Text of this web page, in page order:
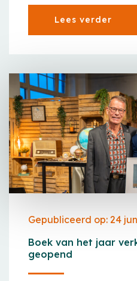
Lees verder
Gepubliceerd op: 24
Boek van het jaar
geopend